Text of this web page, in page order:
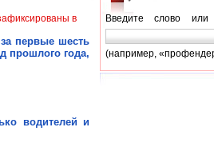
в
первые шесть
прошлого года,
водителей и
Введите слово
(например,